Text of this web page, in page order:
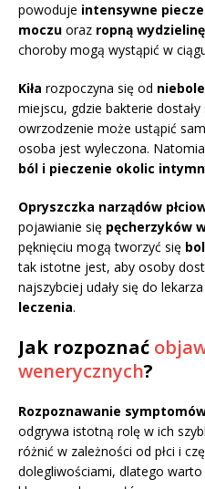
powoduje intensywne
moczu oraz ropną
choroby mogą wystąpić w
Kiła rozpoczyna się od
miejscu, gdzie bakterie
owrzodzenie może ustąpić
osoba jest wyleczona.
ból i pieczenie okolic
Opryszczka narządów
pojawianie się pęcherzyków
pęknięciu mogą tworzyć się
tak istotne jest, aby osoby
najszybciej udały się do
leczenia.
Jak rozpoznać
wenerycznych?
Rozpoznawanie
odgrywa istotną rolę w ich
różnić w zależności od płci i
dolegliwościami, dlatego